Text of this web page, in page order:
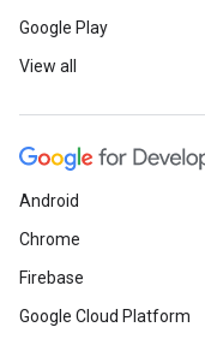
Google Play
View all
Android
Chrome
Firebase
Google Cloud Platform